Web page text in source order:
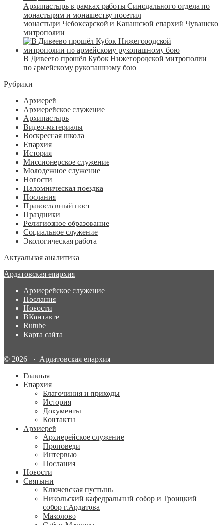
Архипастырь в рамках работы Синодального отдела по
монастырям и монашеству посетил
монастыри Чебоксарской и Канашской епархий
митрополии
В Дивеево прошёл Кубок Нижегородской митрополии
по армейскому рукопашному бою
Рубрики
Архиерей
Архиерейское служение
Архипастырь
Видео-материалы
Воскресная школа
Епархия
История
Миссионерское служение
Молодежное служение
Новости
Паломническая поездка
Послания
Православный пост
Праздники
Религиозное образование
Социальное служение
Экологическая работа
Актуальная аналитика
Ардатовская епархия
Архиерейское служение
Послания
Новости
ВКонтакте
Rutube
Карта сайта
© 2026 · Ардатовская епархия
Главная
Епархия
Благочиния и приходы
История
Документы
Контакты
Архиерей
Архиерейское служение
Проповеди
Интервью
Послания
Новости
Святыни
Ключевская пустынь
Никольский кафедральный собор и Троицкий
собор г.Ардатова
Маколово